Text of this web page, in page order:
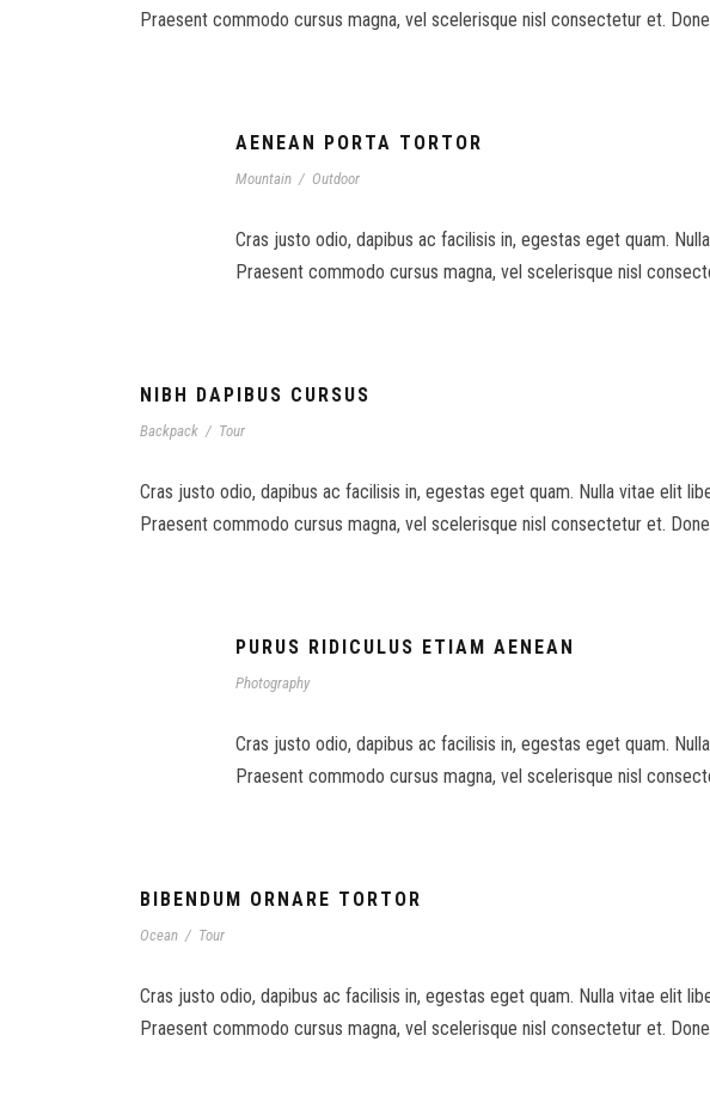
Praesent commodo cursus magna, vel scelerisque nisl consectetur et.
AENEAN PORTA TORTOR
Mountain / Outdoor
Cras justo odio, dapibus ac facilisis in, egestas eget quam.
Praesent commodo cursus magna, vel scelerisque nisl
NIBH DAPIBUS CURSUS
Backpack / Tour
Cras justo odio, dapibus ac facilisis in, egestas eget quam. Nulla vitae elit
Praesent commodo cursus magna, vel scelerisque nisl consectetur et.
PURUS RIDICULUS ETIAM AENEAN
Photography
Cras justo odio, dapibus ac facilisis in, egestas eget quam.
Praesent commodo cursus magna, vel scelerisque nisl
BIBENDUM ORNARE TORTOR
Ocean / Tour
Cras justo odio, dapibus ac facilisis in, egestas eget quam. Nulla vitae elit
Praesent commodo cursus magna, vel scelerisque nisl consectetur et.